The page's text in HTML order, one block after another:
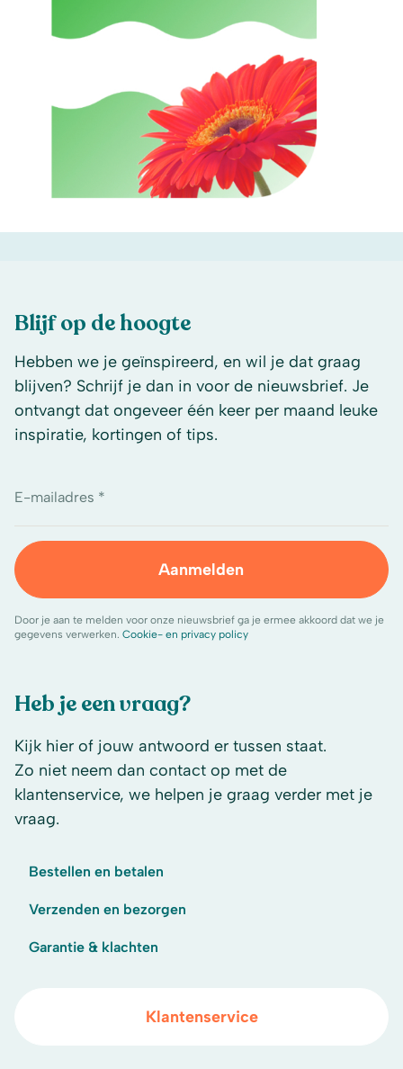
Heb je een vraag?
Kijk hier of jouw antwoord er tussen staat.
Zo niet neem dan contact op met de
klantenservice, we helpen je graag verder met je
vraag.
Bestellen en betalen
Verzenden en bezorgen
Garantie & klachten
Klantenservice
Blijf op de hoogte
Hebben we je geïnspireerd, en wil je dat graag
blijven? Schrijf je dan in voor de nieuwsbrief. Je
ontvangt dat ongeveer één keer per maand leuke
inspiratie, kortingen of tips.
E-mailadres *
Aanmelden
Door je aan te melden voor onze nieuwsbrief ga je ermee akkoord dat we je
gegevens verwerken. Cookie- en privacy policy